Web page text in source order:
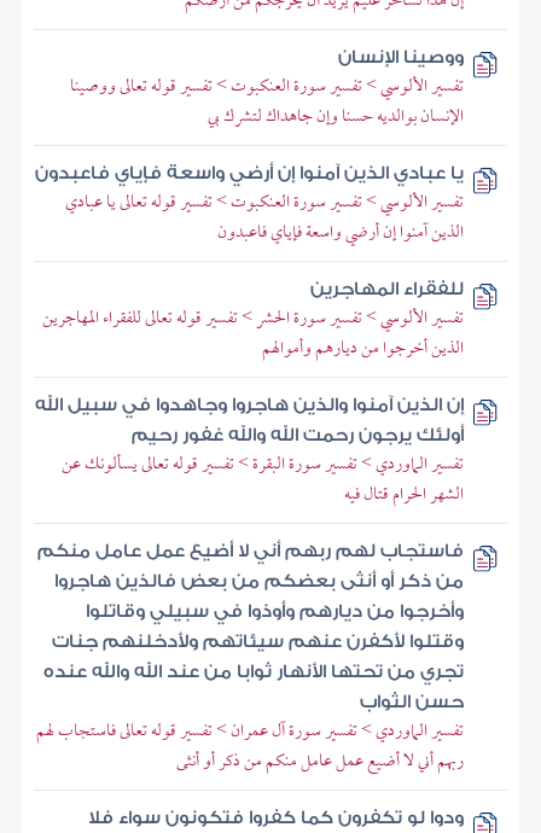
ووصينا الإنسان
تفسير الألوسي > تفسير سورة العنكبوت > تفسير قوله تعالى ووصينا
الإنسان بوالديه حسنا وإن جاهداك لتشرك بي
يا عبادي الذين آمنوا إن أرضي واسعة فإياي فاعبدون
تفسير الألوسي > تفسير سورة العنكبوت > تفسير قوله تعالى يا عبادي
الذين آمنوا إن أرضي واسعة فإياي فاعبدون
للفقراء المهاجرين
تفسير الألوسي > تفسير سورة الحشر > تفسير قوله تعالى للفقراء المهاجرين
الذين أخرجوا من ديارهم وأموالهم
إن الذين آمنوا والذين هاجروا وجاهدوا في سبيل الله
أولئك يرجون رحمت الله والله غفور رحيم
تفسير الماوردي > تفسير سورة البقرة > تفسير قوله تعالى يسألونك عن
الشهر الحرام قتال فيه
فاستجاب لهم ربهم أني لا أضيع عمل عامل منكم
من ذكر أو أنثى بعضكم من بعض فالذين هاجروا
وأخرجوا من ديارهم وأوذوا في سبيلي وقاتلوا
وقتلوا لأكفرن عنهم سيئاتهم ولأدخلنهم جنات
تجري من تحتها الأنهار ثوابا من عند الله والله عنده
حسن الثواب
تفسير الماوردي > تفسير سورة آل عمران > تفسير قوله تعالى فاستجاب لهم
ربهم أني لا أضيع عمل عامل منكم من ذكر أو أنثى
ودوا لو تكفرون كما كفروا فتكونون سواء فلا